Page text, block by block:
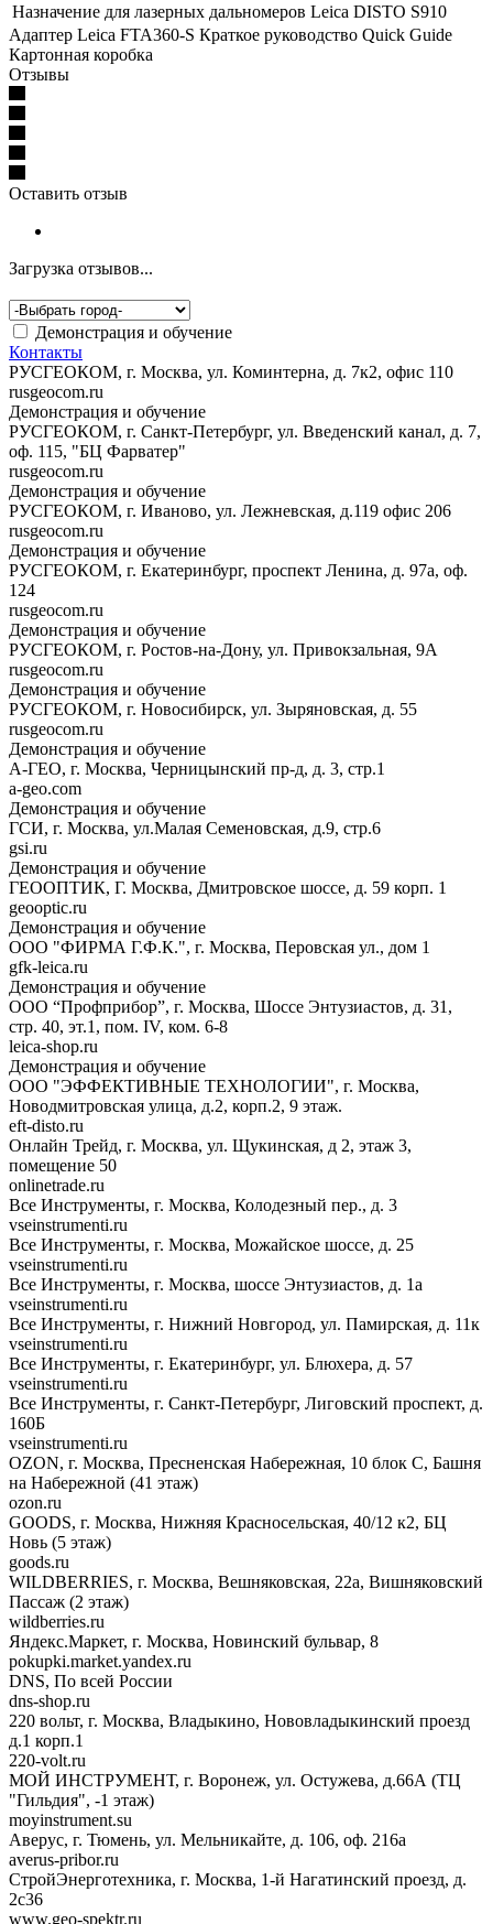
Назначение для лазерных дальномеров Leica DISTO S910
Адаптер Leica FTA360-S Краткое руководство Quick Guide
Картонная коробка
Отзывы
Оставить отзыв
Загрузка отзывов...
Демонстрация и обучение
Контакты
РУСГЕОКОМ, г. Москва, ул. Коминтерна, д. 7к2, офис 110
rusgeocom.ru
Демонстрация и обучение
РУСГЕОКОМ, г. Санкт-Петербург, ул. Введенский канал, д. 7,
оф. 115, "БЦ Фарватер"
rusgeocom.ru
Демонстрация и обучение
РУСГЕОКОМ, г. Иваново, ул. Лежневская, д.119 офис 206
rusgeocom.ru
Демонстрация и обучение
РУСГЕОКОМ, г. Екатеринбург, проспект Ленина, д. 97а, оф.
124
rusgeocom.ru
Демонстрация и обучение
РУСГЕОКОМ, г. Ростов-на-Дону, ул. Привокзальная, 9А
rusgeocom.ru
Демонстрация и обучение
РУСГЕОКОМ, г. Новосибирск, ул. Зыряновская, д. 55
rusgeocom.ru
Демонстрация и обучение
А-ГЕО, г. Москва, Черницынский пр-д, д. 3, стр.1
a-geo.com
Демонстрация и обучение
ГСИ, г. Москва, ул.Малая Семеновская, д.9, стр.6
gsi.ru
Демонстрация и обучение
ГЕООПТИК, Г. Москва, Дмитровское шоссе, д. 59 корп. 1
geooptic.ru
Демонстрация и обучение
ООО "ФИРМА Г.Ф.К.", г. Москва, Перовская ул., дом 1
gfk-leica.ru
Демонстрация и обучение
ООО “Профприбор”, г. Москва, Шоссе Энтузиастов, д. 31,
стр. 40, эт.1, пом. IV, ком. 6-8
leica-shop.ru
Демонстрация и обучение
ООО "ЭФФЕКТИВНЫЕ ТЕХНОЛОГИИ", г. Москва,
Новодмитровская улица, д.2, корп.2, 9 этаж.
eft-disto.ru
Онлайн Трейд, г. Москва, ул. Щукинская, д 2, этаж 3,
помещение 50
onlinetrade.ru
Все Инструменты, г. Москва, Колодезный пер., д. 3
vseinstrumenti.ru
Все Инструменты, г. Москва, Можайское шоссе, д. 25
vseinstrumenti.ru
Все Инструменты, г. Москва, шоссе Энтузиастов, д. 1а
vseinstrumenti.ru
Все Инструменты, г. Нижний Новгород, ул. Памирская, д. 11к
vseinstrumenti.ru
Все Инструменты, г. Екатеринбург, ул. Блюхера, д. 57
vseinstrumenti.ru
Все Инструменты, г. Санкт-Петербург, Лиговский проспект, д.
160Б
vseinstrumenti.ru
OZON, г. Москва, Пресненская Набережная, 10 блок С, Башня
на Набережной (41 этаж)
ozon.ru
GOODS, г. Москва, Нижняя Красносельская, 40/12 к2, БЦ
Новь (5 этаж)
goods.ru
WILDBERRIES, г. Москва, Вешняковская, 22а, Вишняковский
Пассаж (2 этаж)
wildberries.ru
Яндекс.Маркет, г. Москва, Новинский бульвар, 8
pokupki.market.yandex.ru
DNS, По всей России
dns-shop.ru
220 вольт, г. Москва, Владыкино, Нововладыкинский проезд
д.1 корп.1
220-volt.ru
МОЙ ИНСТРУМЕНТ, г. Воронеж, ул. Остужева, д.66А (ТЦ
"Гильдия", -1 этаж)
moyinstrument.su
Аверус, г. Тюмень, ул. Мельникайте, д. 106, оф. 216а
averus-pribor.ru
СтройЭнерготехника, г. Москва, 1-й Нагатинский проезд, д.
2с36
www.geo-spektr.ru